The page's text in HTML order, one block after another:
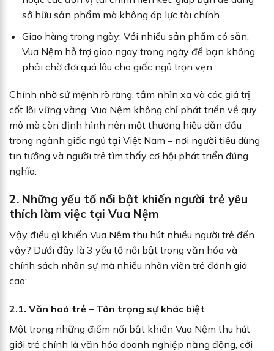
sở hữu sản phẩm mà không áp lực tài chính.
Giao hàng trong ngày: Với nhiều sản phẩm có sẵn,
Vua Nệm hỗ trợ giao ngay trong ngày để bạn không
phải chờ đợi quá lâu cho giấc ngủ trọn vẹn.
Chính nhờ sứ mệnh rõ ràng, tầm nhìn xa và các giá trị
cốt lõi vững vàng, Vua Nệm không chỉ phát triển về quy
mô mà còn định hình nên một thương hiệu dẫn đầu
trong ngành giấc ngủ tại Việt Nam – nơi người tiêu dùng
tin tưởng và người trẻ tìm thấy cơ hội phát triển đúng
nghĩa.
2. Những yếu tố nổi bật khiến người trẻ yêu
thích làm việc tại Vua Nệm
Vậy điều gì khiến Vua Nệm thu hút nhiều người trẻ đến
vậy? Dưới đây là 3 yếu tố nổi bật trong văn hóa và
chính sách nhân sự mà nhiều nhân viên trẻ đánh giá
cao:
2.1. Văn hoá trẻ – Tôn trọng sự khác biệt
Một trong những điểm nổi bật khiến Vua Nệm thu hút
giới trẻ chính là văn hóa doanh nghiệp năng động, cởi